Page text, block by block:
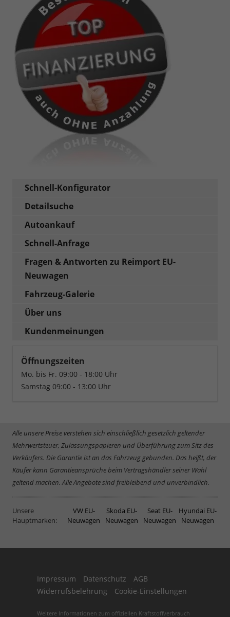
Schnell-Konfigurator
Detailsuche
Autoankauf
Schnell-Anfrage
Fragen & Antworten zu Reimport EU-
Neuwagen
Fahrzeug-Galerie
Über uns
Kundenmeinungen
Öffnungszeiten
Mo. bis Fr. 09:00 - 18:00 Uhr
Samstag 09:00 - 13:00 Uhr
Alle unsere Preise verstehen sich einschließlich gesetzlich geltender
Mehrwertsteuer, Zulassungspapieren und Überführung zum Sitz des
Verkäufers. Die Garantie ist an das Fahrzeug gebunden. Das heißt, der
Käufer kann Garantieansprüche beim Vertragshändler seiner Wahl
geltend machen. Alle Angebote sind freibleibend und unverbindlich.
Unsere
Hauptmarken:
VW EU-
Neuwagen
Skoda EU-
Neuwagen
Seat EU-
Neuwagen
Hyundai EU-
Neuwagen
Impressum Datenschutz
AGB
Widerrufsbelehrung
Cookie-Einstellungen
Weitere Informationen zum offiziellen Kraftstoffverbrauch